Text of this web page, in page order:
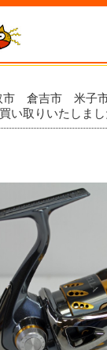
取市 倉吉市 米
取りいたしまし